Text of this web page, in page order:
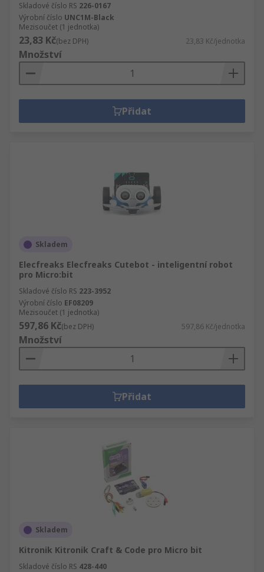
Skladové číslo RS 226-0167
Výrobní číslo UNC1M-Black
Mezisoučet (1 jednotka)
23,83 Kč(bez DPH) 23,83 Kč/jednotka
Množství
Přidat
Skladem
Elecfreaks Elecfreaks Cutebot - inteligentní robot
pro Micro:bit
Skladové číslo RS 223-3952
Výrobní číslo EF08209
Mezisoučet (1 jednotka)
597,86 Kč(bez DPH) 597,86 Kč/jednotka
Množství
Přidat
Skladem
Kitronik Kitronik Craft & Code pro Micro bit
Skladové číslo RS 428-440